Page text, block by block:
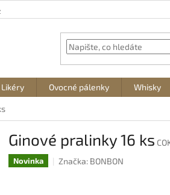
Likéry Ovocné pálenky Whisky
Ginové pralinky 16 ks
Novinka Značka: BONBON